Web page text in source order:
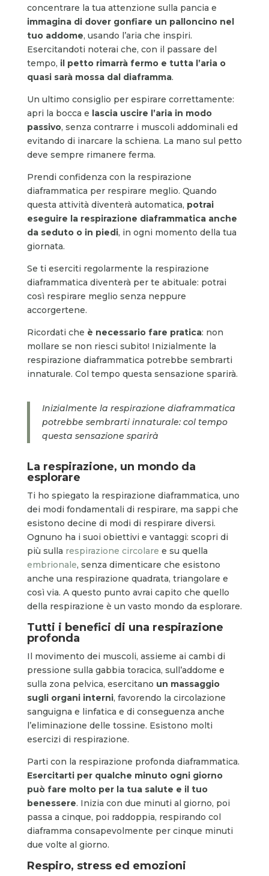
concentrare la tua attenzione sulla pancia e
immagina di dover gonfiare un palloncino nel
tuo addome, usando l’aria che inspiri.
Esercitandoti noterai che, con il passare del
tempo, il petto rimarrà fermo e tutta l’aria o
quasi sarà mossa dal diaframma.
Un ultimo consiglio per espirare correttamente:
apri la bocca e lascia uscire l’aria in modo
passivo, senza contrarre i muscoli addominali ed
evitando di inarcare la schiena. La mano sul petto
deve sempre rimanere ferma.
Prendi confidenza con la respirazione
diaframmatica per respirare meglio. Quando
questa attività diventerà automatica, potrai
eseguire la respirazione diaframmatica anche
da seduto o in piedi, in ogni momento della tua
giornata.
Se ti eserciti regolarmente la respirazione
diaframmatica diventerà per te abituale: potrai
così respirare meglio senza neppure
accorgertene.
Ricordati che è necessario fare pratica: non
mollare se non riesci subito! Inizialmente la
respirazione diaframmatica potrebbe sembrarti
innaturale. Col tempo questa sensazione sparirà.
Inizialmente la respirazione diaframmatica
potrebbe sembrarti innaturale: col tempo
questa sensazione sparirà
La respirazione, un mondo da
esplorare
Ti ho spiegato la respirazione diaframmatica, uno
dei modi fondamentali di respirare, ma sappi che
esistono decine di modi di respirare diversi.
Ognuno ha i suoi obiettivi e vantaggi: scopri di
più sulla respirazione circolare e su quella
embrionale, senza dimenticare che esistono
anche una respirazione quadrata, triangolare e
così via. A questo punto avrai capito che quello
della respirazione è un vasto mondo da esplorare.
Tutti i benefici di una respirazione
profonda
Il movimento dei muscoli, assieme ai cambi di
pressione sulla gabbia toracica, sull’addome e
sulla zona pelvica, esercitano un massaggio
sugli organi interni, favorendo la circolazione
sanguigna e linfatica e di conseguenza anche
l’eliminazione delle tossine. Esistono molti
esercizi di respirazione.
Parti con la respirazione profonda diaframmatica.
Esercitarti per qualche minuto ogni giorno
può fare molto per la tua salute e il tuo
benessere. Inizia con due minuti al giorno, poi
passa a cinque, poi raddoppia, respirando col
diaframma consapevolmente per cinque minuti
due volte al giorno.
Respiro, stress ed emozioni